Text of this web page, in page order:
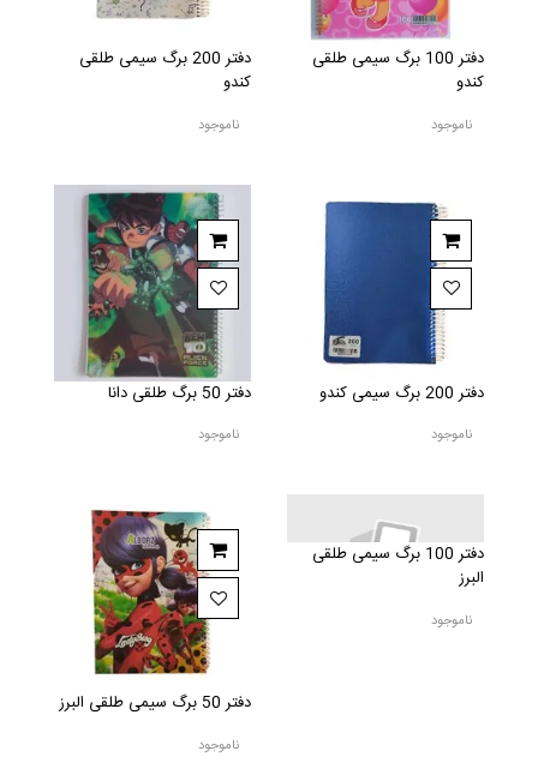
دفتر 100 برگ سیمی طلقی
کندو
ناموجود
دفتر 200 برگ سیمی طلقی
کندو
ناموجود
دفتر 200 برگ سیمی کندو
ناموجود
دفتر 50 برگ طلقی دانا
ناموجود
دفتر 100 برگ سیمی طلقی
البرز
ناموجود
دفتر 50 برگ سیمی طلقی البرز
ناموجود